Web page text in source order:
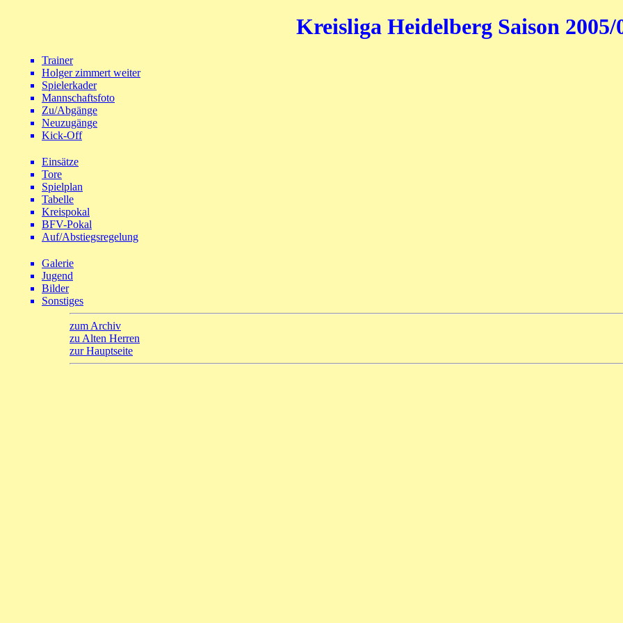
Kreisliga Heidelberg Saison 2005/
Trainer
Holger zimmert weiter
Spielerkader
Mannschaftsfoto
Zu/Abgänge
Neuzugänge
Kick-Off
Einsätze
Tore
Spielplan
Tabelle
Kreispokal
BFV-Pokal
Auf/Abstiegsregelung
Galerie
Jugend
Bilder
Sonstiges
zum Archiv
zu Alten Herren
zur Hauptseite